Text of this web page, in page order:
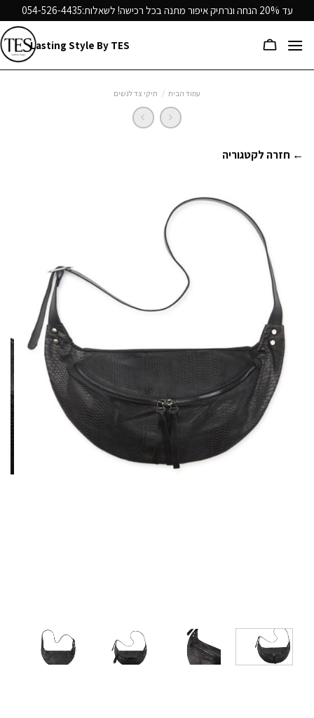
to
content
עד 20% הנחה ונרתיק איפור מתנה בכל רכישה! לשאלות: 054-526-4435
Lasting Style By TES
עמוד הבית / תיקי צד לנשים
← חזרה לקטגוריה